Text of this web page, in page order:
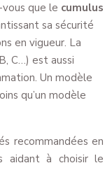
vous que le cumulus
sa sécurité
en vigueur. La
C…) est aussi
Un modèle
qu’un modèle
recommandées en
aidant à choisir le